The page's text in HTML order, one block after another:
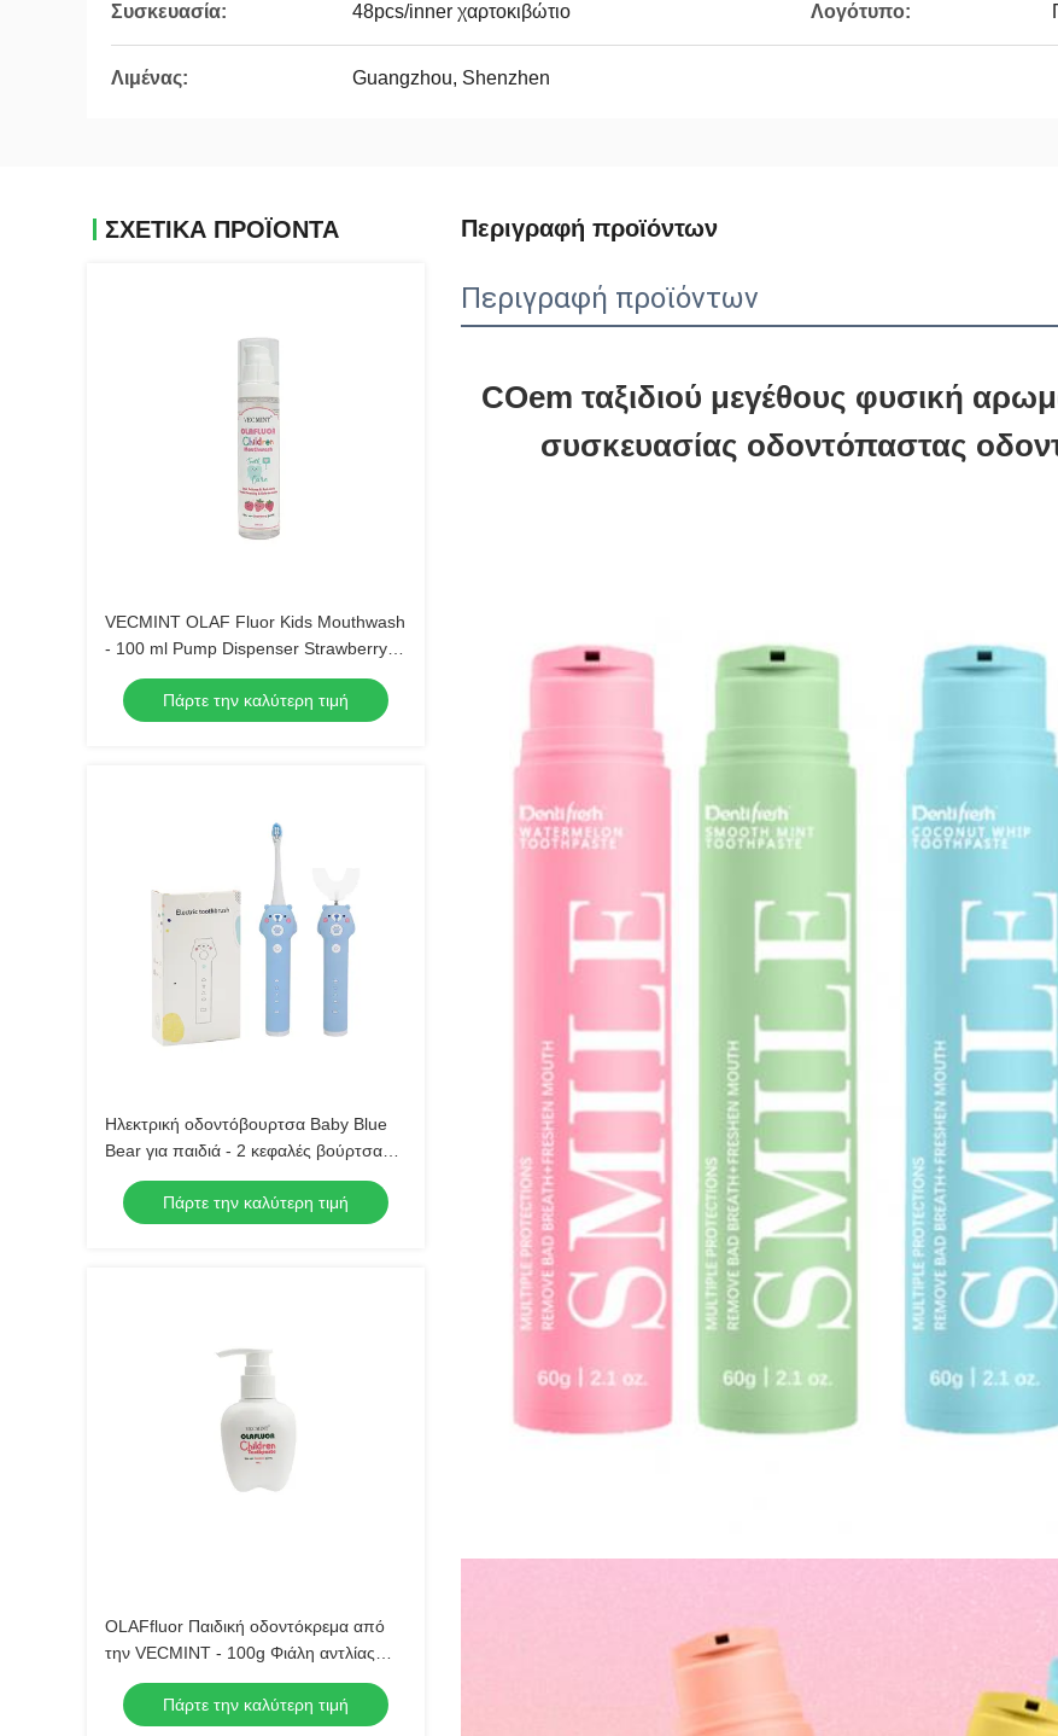
Συσκευασία: 48pcs/inner χαρτοκιβώτιο Λογότυπο:
Λιμένας: Guangzhou, Shenzhen
ΣΧΕΤΙΚΆ ΠΡΟΪΌΝΤΑ
VECMINT OLAF Fluor Kids Mouthwash
- 100 ml Pump Dispenser Strawberry
Flavour Anti-Cavity Sugar Defense
Ασφαλής για κατάποση στοματική
φροντίδα
Πάρτε την καλύτερη τιμή
Ηλεκτρική οδοντόβουρτσα Baby Blue
Bear για παιδιά - 2 κεφαλές βούρτσας
(μαλακή τρίχα) Αδιάβροχη ηχητική
οδοντόβουρτσα με 3 λειτουργίες για
παιδιά 3-15 ετών Κιτ στοματικής
Πάρτε την καλύτερη τιμή
OLAFfluor Παιδική οδοντόκρεμα από
την VECMINT - 100g Φιάλη αντλίας
Φαγητό φράουλας Ασφαλής
οδοντόκρεμα για την ορθή οδοντική
Πάρτε την καλύτερη τιμή
Περιγραφή προϊόντων
Περιγραφή προϊόντων
COem ταξιδιού μεγέθους φυσική
συσκευασίας οδοντόπαστας